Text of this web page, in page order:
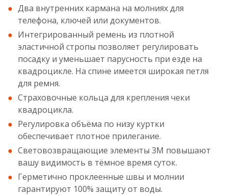
Два внутренних кармана на молниях для
телефона, ключей или документов.
Интегрированный ремень из плотной
эластичной стропы позволяет регулировать
посадку и уменьшает парусность при езде на
квадроцикле. На спине имеется широкая петля
для ремня.
Страховочные кольца для крепления чеки
квадроцикла.
Регулировка объёма по низу куртки
обеспечивает плотное прилегание.
Световозвращающие элементы 3М повышают
вашу видимость в тёмное время суток.
Герметично проклеенные швы и молнии
гарантируют 100% защиту от воды.